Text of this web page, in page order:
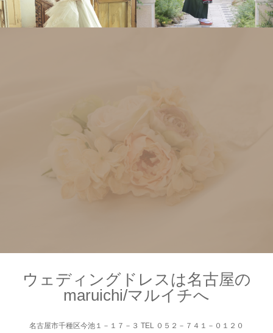
ウェディングドレスは名古屋の
maruichi/マルイチへ
名古屋市千種区今池１－１７－３ TEL ０５２－７４１－０１２０